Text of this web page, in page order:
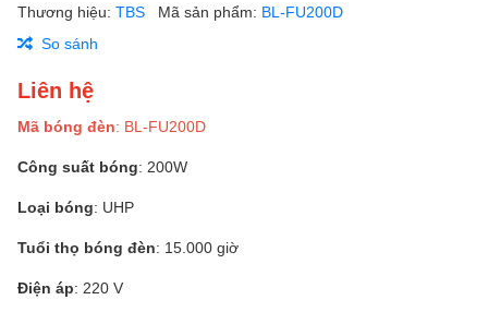
Thương hiệu: TBS Mã sản phẩm: BL-FU200D
So sánh
Liên hệ
Mã bóng đèn: BL-FU200D
Công suất bóng: 200W
Loại bóng: UHP
Tuổi thọ bóng đèn: 15.000 giờ
Điện áp: 220 V